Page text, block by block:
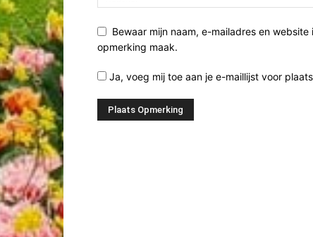
Bewaar mijn naam, e-mailadres en
opmerking maak.
Ja, voeg mij toe aan je e-maillijst voor